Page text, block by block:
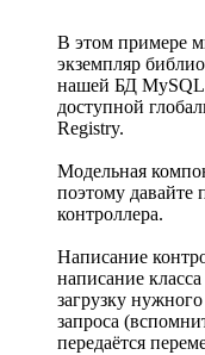
В этом примере
экземпляр
нашей БД
доступной
Registry.
Модельная
поэтому давайте
контроллера.
Написание
написание
загрузку
запроса
передаётся